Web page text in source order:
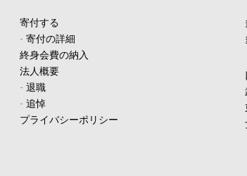
寄付する
- 寄付の詳細
終身会費の納入
法人概要
- 退職
- 追悼
プライバシーポリシー